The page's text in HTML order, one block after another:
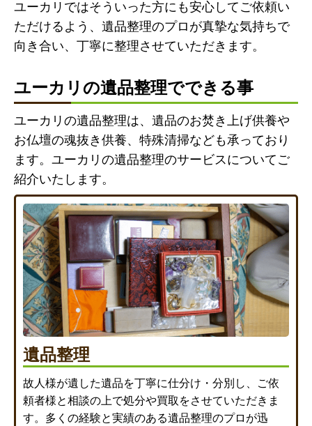
ユーカリではそういった方にも安心してご依頼い
ただけるよう、遺品整理のプロが真摯な気持ちで
向き合い、丁寧に整理させていただきます。
ユーカリの遺品整理でできる事
ユーカリの遺品整理は、遺品のお焚き上げ供養や
お仏壇の魂抜き供養、特殊清掃なども承っており
ます。ユーカリの遺品整理のサービスについてご
紹介いたします。
遺品整理
故人様が遺した遺品を丁寧に仕分け・分別し、ご依
頼者様と相談の上で処分や買取をさせていただきま
す。多くの経験と実績のある遺品整理のプロが迅